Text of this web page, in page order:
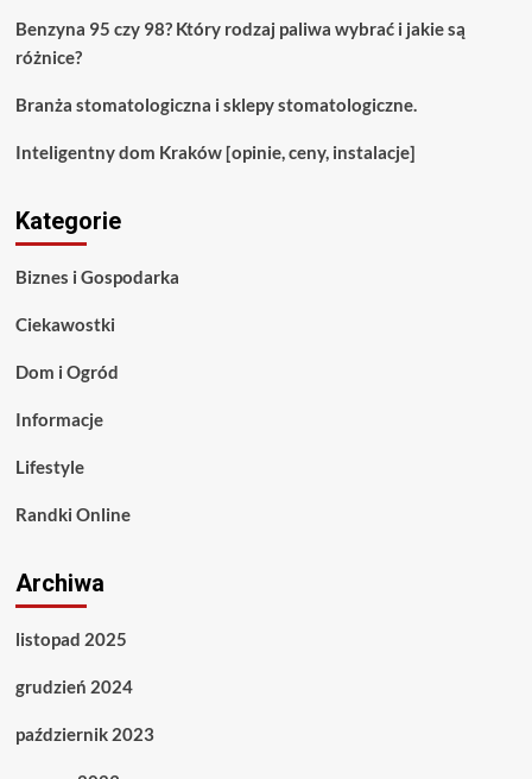
Benzyna 95 czy 98? Który rodzaj paliwa wybrać i jakie są
różnice?
Branża stomatologiczna i sklepy stomatologiczne.
Inteligentny dom Kraków [opinie, ceny, instalacje]
Kategorie
Biznes i Gospodarka
Ciekawostki
Dom i Ogród
Informacje
Lifestyle
Randki Online
Archiwa
listopad 2025
grudzień 2024
październik 2023